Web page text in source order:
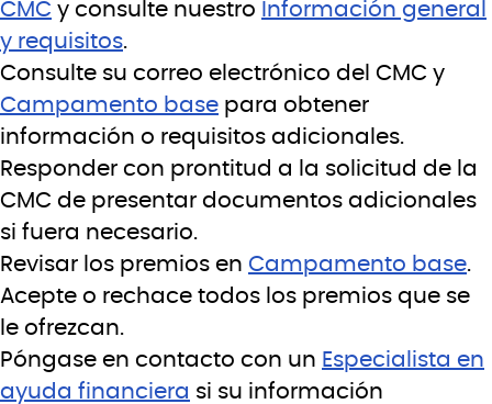
CMC y consulte nuestro Información general
y requisitos.
Consulte su correo electrónico del CMC y
Campamento base para obtener
información o requisitos adicionales.
Responder con prontitud a la solicitud de la
CMC de presentar documentos adicionales
si fuera necesario.
Revisar los premios en Campamento base.
Acepte o rechace todos los premios que se
le ofrezcan.
Póngase en contacto con un Especialista en
ayuda financiera si su información